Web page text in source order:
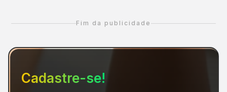
Fim da publicidade
Cadastre-se!